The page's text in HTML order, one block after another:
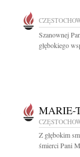
Szanownej
głębokiego
MARIE-
Z głębokim
śmierci Pani